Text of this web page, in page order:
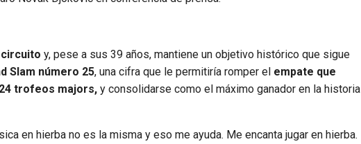
y, pese a sus 39 años, mantiene un objetivo histórico que sigue
Slam número 25, una cifra que le permitiría romper el empate que
trofeos majors, y consolidarse como el máximo ganador en la historia
en hierba no es la misma y eso me ayuda. Me encanta jugar en hierba.